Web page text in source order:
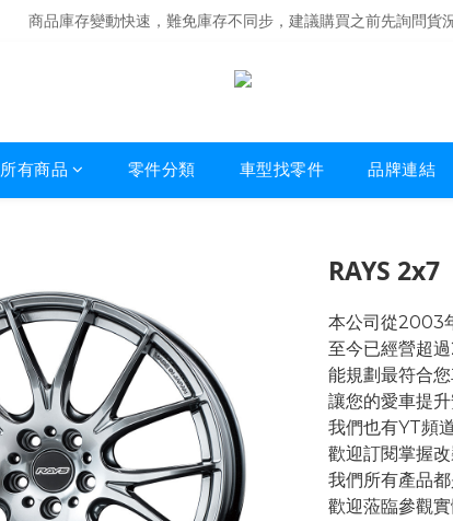
商品庫存變動快速，難免庫存不同步，建議購買之前先詢問貨
經營超過20年的改裝老字號，安全有保障
商品庫存變動快速，難免庫存不同步，建議購買之前先詢問貨況
所有商品 零件分類 車型找零件 品牌連結
RAYS 2x7
本公司從2003
至今已經營超
能規劃最符合
讓您的愛車提
我們也有YT頻
歡迎訂閱掌握改
我們所有產品
歡迎蒞臨參觀